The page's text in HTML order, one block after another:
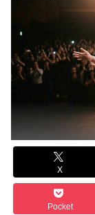
X
Pocket